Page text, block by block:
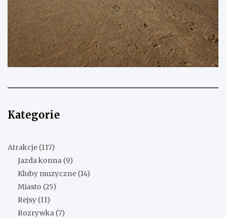
Kategorie
Atrakcje (117)
Jazda konna (9)
Kluby muzyczne (14)
Miasto (25)
Rejsy (11)
Rozrywka (7)